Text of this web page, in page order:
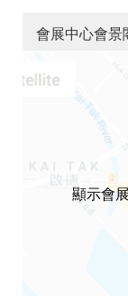
會展中心會景
顯示會